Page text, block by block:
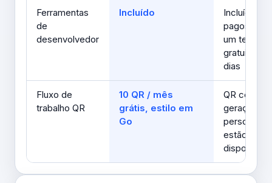
Ferramentas
de
desenvolvedor
Incluído
Incluído;
pagos
um teste
gratuito de
dias
Fluxo de
trabalho QR
10 QR / mês
grátis, estilo em
Go
QR code
geração e
estão
disponíveis